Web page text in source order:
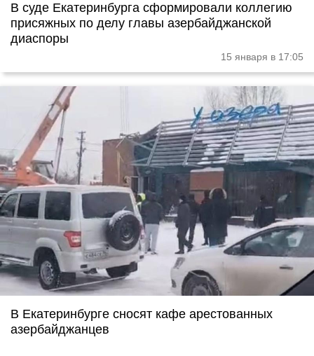
В суде Екатеринбурга сформировали коллегию
присяжных по делу главы азербайджанской
диаспоры
15 января в 17:05
В Екатеринбурге сносят кафе арестованных
азербайджанцев